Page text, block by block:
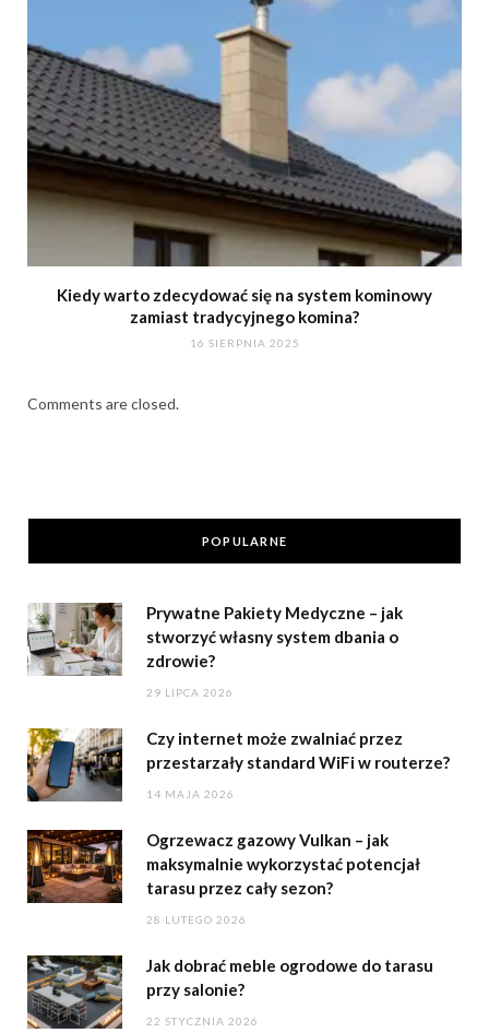
Kiedy warto zdecydować się na system kominowy
zamiast tradycyjnego komina?
16 SIERPNIA 2025
Comments are closed.
POPULARNE
Prywatne Pakiety Medyczne – jak
stworzyć własny system dbania o
zdrowie?
29 LIPCA 2026
Czy internet może zwalniać przez
przestarzały standard WiFi w routerze?
14 MAJA 2026
Ogrzewacz gazowy Vulkan – jak
maksymalnie wykorzystać potencjał
tarasu przez cały sezon?
28 LUTEGO 2026
Jak dobrać meble ogrodowe do tarasu
przy salonie?
22 STYCZNIA 2026